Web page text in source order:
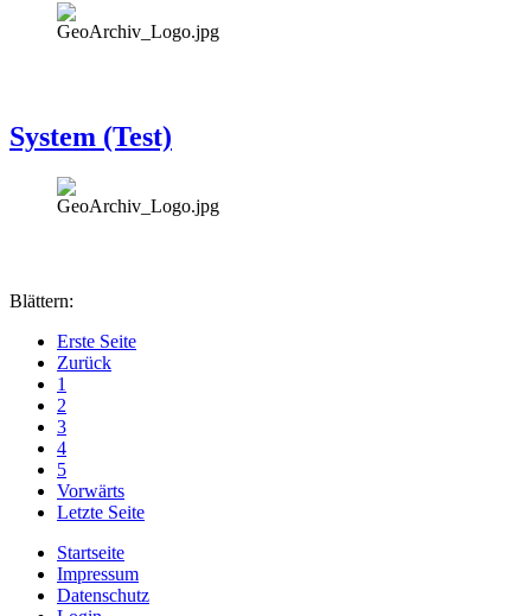
System (Test)
Blättern:
Erste Seite
Zurück
1
2
3
4
5
Vorwärts
Letzte Seite
Startseite
Impressum
Datenschutz